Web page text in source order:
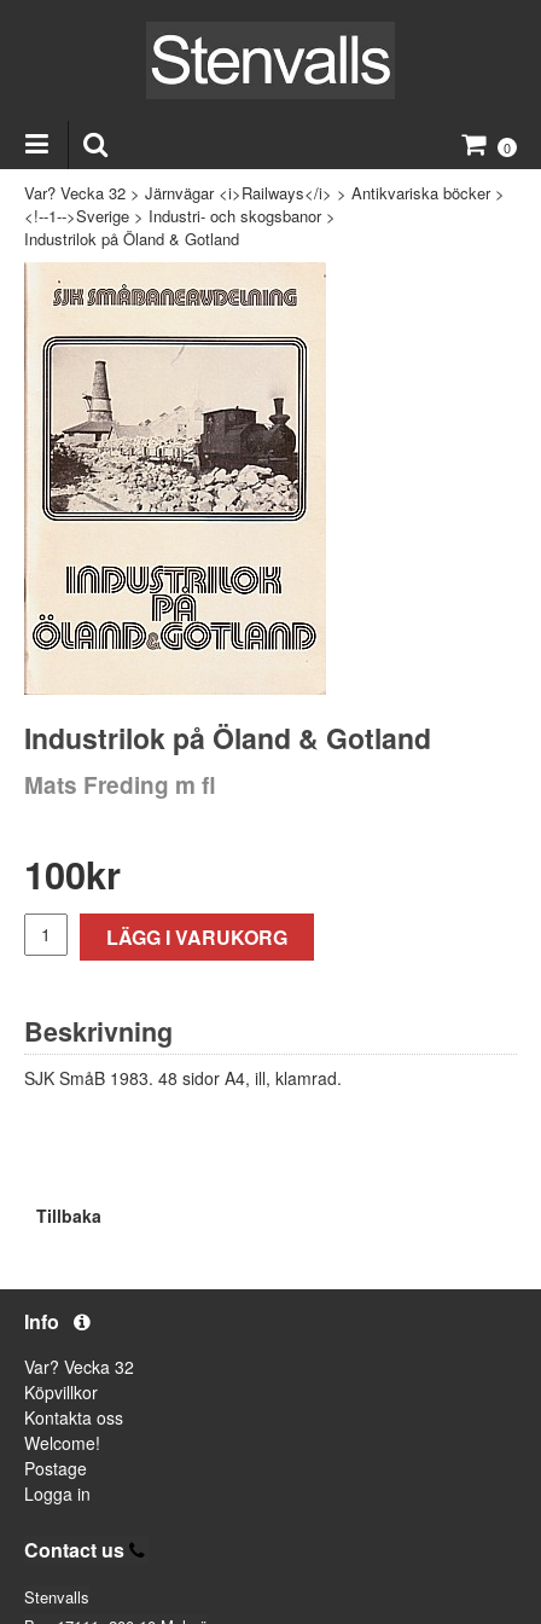
0
Var? Vecka 32 > Järnvägar <i>Railways</i> > Antikvariska böcker>
<!--1-->Sverige > Industri- och skogsbanor>
Industrilok på Öland & Gotland
Industrilok på Öland & Gotland
Mats Freding m fl
100kr
LÄGG I VARUKORG
Beskrivning
SJK SmåB 1983. 48 sidor A4, ill, klamrad.
Tillbaka
Info
Var? Vecka 32
Köpvillkor
Kontakta oss
Welcome!
Postage
Logga in
Contact us
Stenvalls